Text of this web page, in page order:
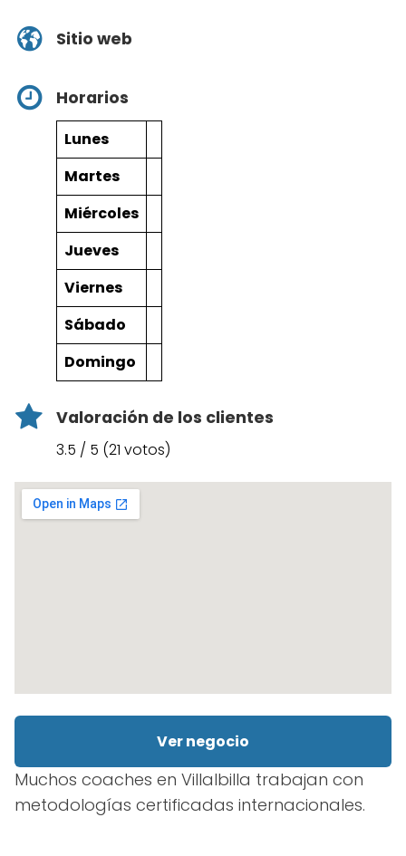
Sitio web
Horarios
Lunes
Martes
Miércoles
Jueves
Viernes
Sábado
Domingo
Valoración de los clientes
3.5 / 5 (21 votos)
Ver negocio
Muchos coaches en Villalbilla trabajan con
metodologías certificadas internacionales.